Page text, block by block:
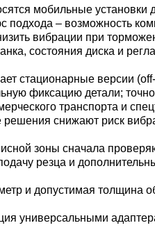
мобильные установки
подхода – возможность
вибрации при
состояния диска и
стационарные версии
фиксацию детали;
транспорта и
снижают риск
зоны сначала
резца и
и допустимая толщина
универсальными